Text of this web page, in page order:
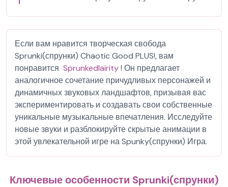
Если вам нравится творческая свобода
Sprunki(спрунки) Chaotic Good PLUS!, вам
понравится Sprunkedlairity! Он предлагает
аналогичное сочетание причудливых персонажей и
динамичных звуковых ландшафтов, призывая вас
экспериментировать и создавать свои собственные
уникальные музыкальные впечатления. Исследуйте
новые звуки и разблокируйте скрытые анимации в
этой увлекательной игре на Spunky(спрунки) Игра.
Ключевые особенности Sprunki(спрунки)